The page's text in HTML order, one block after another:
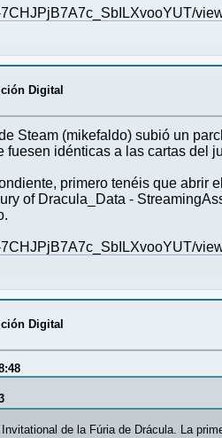
Digital
Steam (mikefaldo) subió un
idénticas a las cartas del
primero tenéis que abrir
of Dracula_Data -
Digital
de la Fúria de Drácula. La